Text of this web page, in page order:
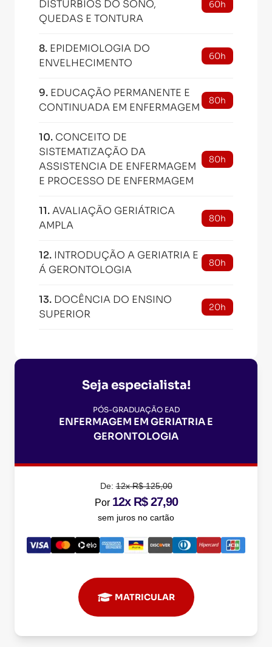
DISTÚRBIOS DO SONO,
QUEDAS E TONTURA
60h
8. EPIDEMIOLOGIA DO
ENVELHECIMENTO
60h
9. EDUCAÇÃO PERMANENTE E
CONTINUADA EM ENFERMAGEM
80h
10. CONCEITO DE
SISTEMATIZAÇÃO DA
ASSISTENCIA DE ENFERMAGEM
E PROCESSO DE ENFERMAGEM
80h
11.AVALIAÇÃO GERIÁTRICA
AMPLA
80h
12. INTRODUÇÃO A GERIATRIA E
Á GERONTOLOGIA
80h
13. DOCÊNCIA DO ENSINO
SUPERIOR
20h
Seja especialista!
PÓS-GRADUAÇÃO EAD
ENFERMAGEM EM GERIATRIA E
GERONTOLOGIA
De:12x R$ 125,00
Por 12x R$ 27,90
sem juros no cartão
MATRICULAR